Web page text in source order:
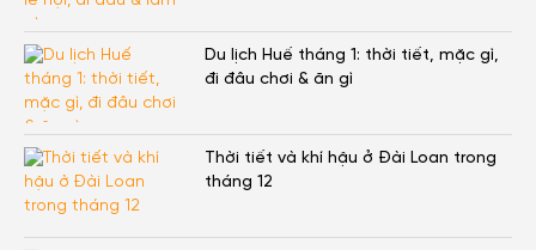
Du lịch Huế tháng 1: thời tiết, mặc gì,
đi đâu chơi & ăn gì
Thời tiết và khí hậu ở Đài Loan trong
tháng 12